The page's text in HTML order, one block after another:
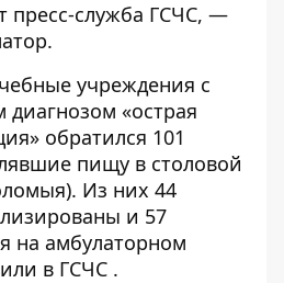
пресс-служба ГСЧС, —
.
учреждения с
«острая
обратился 101
пищу в столовой
Из них 44
и 57
на амбулаторном
в ГСЧС .